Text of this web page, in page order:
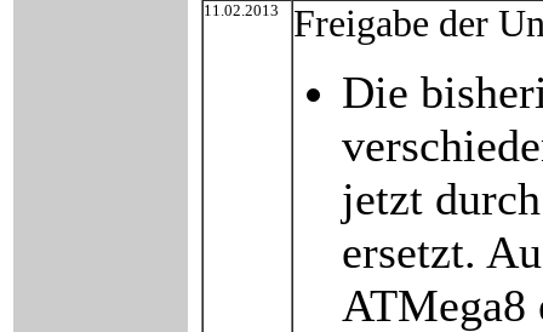
11.02.2013 Freigabe der
Die
jetzt
ersetzt.
ATMega8